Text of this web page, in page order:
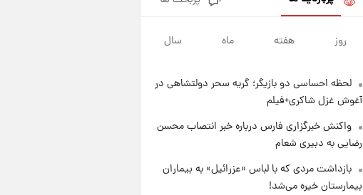
تصاویر کمتر دیده‌شده از شهیدان
حاجی‌زاده و باقری؛ فرماندهان
شهید هوافضای ایران
۱ روز پیش
منتشر شد
۱ روز پیش
جدول قیمت ایران‌خودرو امروز
جمعه ۱۶ مرداد؛ قیمت‌ها تغییر کرد
۱ روز پیش
مرداد ۱۴۰۵ +جدول
روز هفته ماه سال
لحظه احساسی دو بازیگر؛ گریه سحر دولتشاهی در
آغوش غزل شاکری+فیلم
واکنش خبرگزاری فارس درباره خبر انتصاب محسن
رضایی به دبیری شعام
بازداشت مردی که با لباس «عزرائیل» به بیماران
بیمارستان خیره می‌شد!